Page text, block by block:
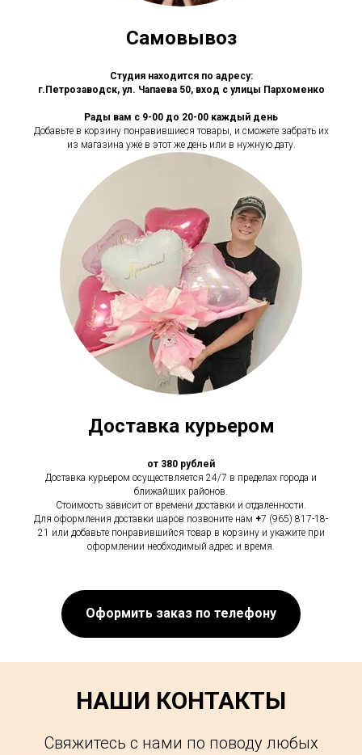
Самовывоз
Студия находится по адресу:
г.Петрозаводск, ул. Чапаева 50, вход с улицы Пархоменко
Рады вам с 9-00 до 20-00 каждый день
Добавьте в корзину понравившиеся товары, и сможете забрать их
из магазина уже в этот же день или в нужную дату.
Доставка курьером
от 380 рублей
Доставка курьером осуществляется 24/7 в пределах города и
ближайших районов.
Стоимость зависит от времени доставки и отдаленности.
Для оформления доставки шаров позвоните нам +7 (965) 817-18-
21 или добавьте понравившийся товар в корзину и укажите при
оформлении необходимый адрес и время.
Оформить заказ по телефону
НАШИ КОНТАКТЫ
Свяжитесь с нами по поводу любых